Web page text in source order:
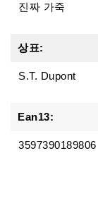
진짜 가죽
상표:
S.T. Dupont
Ean13:
3597390189806